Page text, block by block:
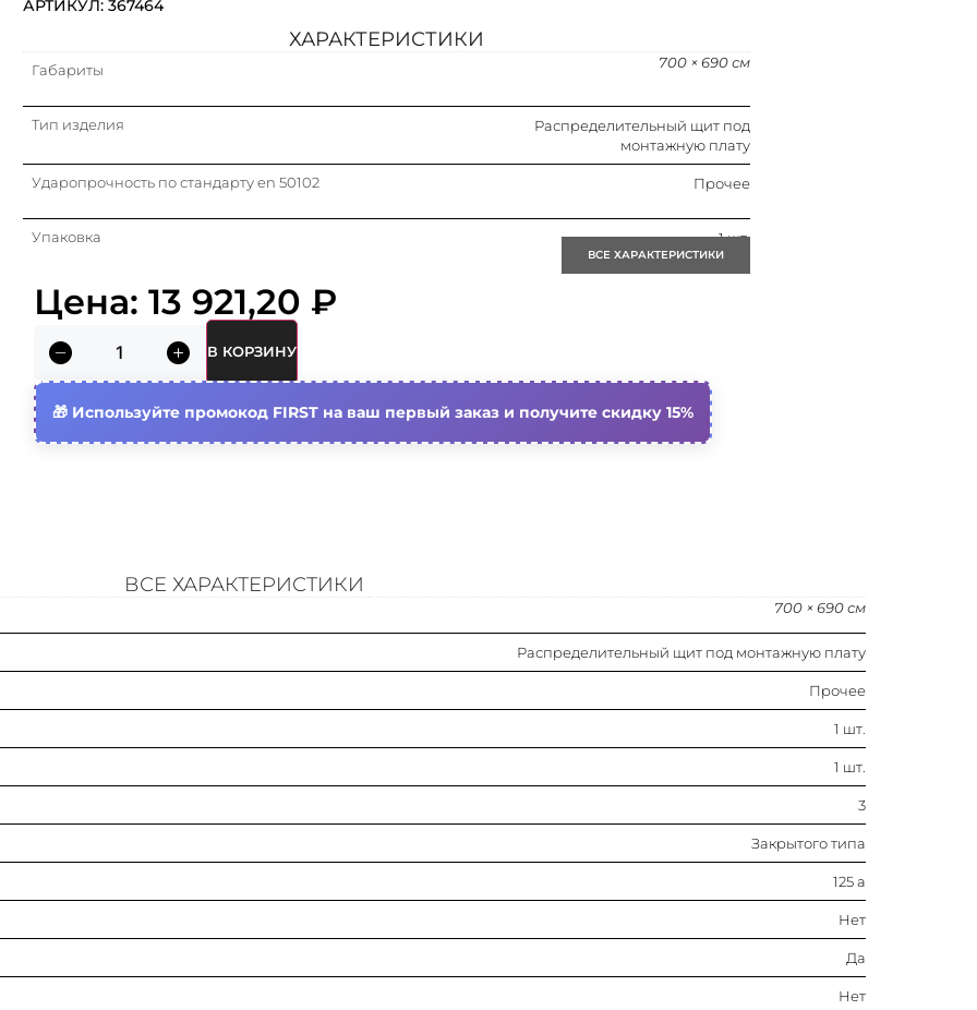
АРТИКУЛ: 367464
ХАРАКТЕРИСТИКИ
Габариты 700 × 690 см
Тип изделия
Распределительный щит под
монтажную плату
Ударопрочность по стандарту en 50102 Прочее
Упаковка 1 шт.
Кратность
Степень защиты (nema)
Тип крышки Закрытого типа
Степень защиты (ip) Ip41
Страна происхождения Россия
ВСЕ ХАРАКТЕРИСТИКИ
Цена: 13 921,20 ₽
В КОРЗИНУ
Используйте промокод FIRST на ваш первый заказ и получите скидку 15%
ВСЕ ХАРАКТЕРИСТИКИ
700 × 690 см
Распределительный щит под монтажную плату
Прочее
1 шт.
1 шт.
3
Закрытого типа
125 а
Нет
Да
Нет